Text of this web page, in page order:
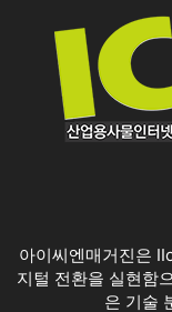
아이씨엔매거진은
지털 전환을 실현함
은 기술